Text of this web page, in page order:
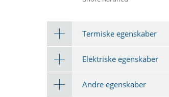
Termiske egenskaber
Elektriske egenskaber
Andre egenskaber